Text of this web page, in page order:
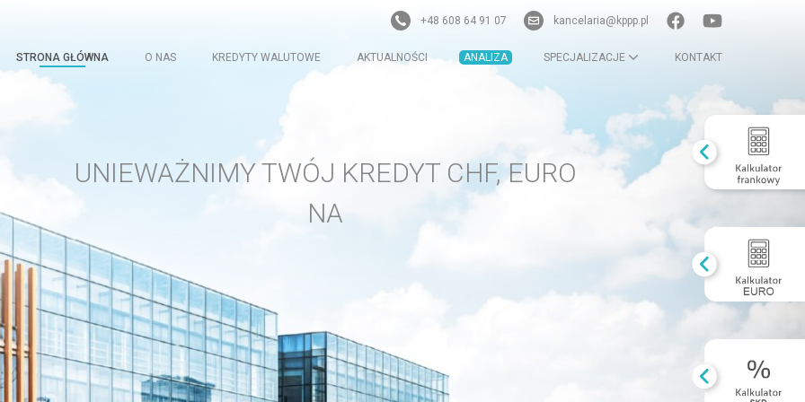
+48 608 64 91 07 kancelaria@kppp.pl
STRONA GŁÓWNA O NAS KREDYTY WALUTOWE AKTUALNOŚCI ANALIZA SPECJALIZACJE KONTAKT
UNIEWAŻNIMY TWÓJ KREDYT CHF, EURO
NAWET S